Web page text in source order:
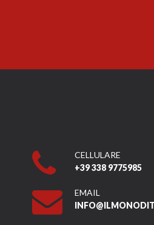
CELLULARE
+39 338 9775985
EMAIL